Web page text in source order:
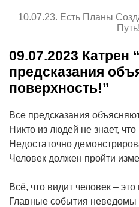
10.07.23. Есть Планы
09.07.2023 Катрен
предсказания
поверхность!”
Все предсказания
Никто из людей не знает,
Недостаточно
Человек должен пройти
Всё, что видит человек –
Главные события неведомы